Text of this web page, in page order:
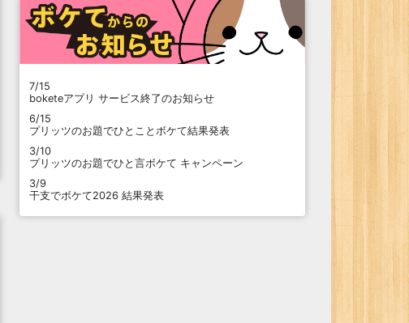
7/15
boketeアプリ サービス終了のお知らせ
6/15
プリッツのお題でひとことボケて結果発表
3/10
プリッツのお題でひと言ボケて キャンペーン
3/9
干支でボケて2026 結果発表